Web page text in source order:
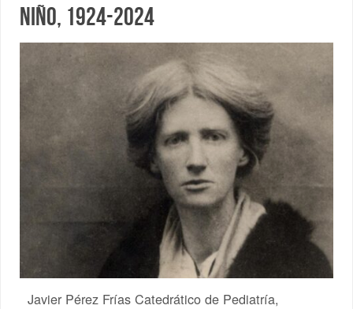
Niño, 1924-2024
Javier Pérez Frías Catedrático de Pediatría,